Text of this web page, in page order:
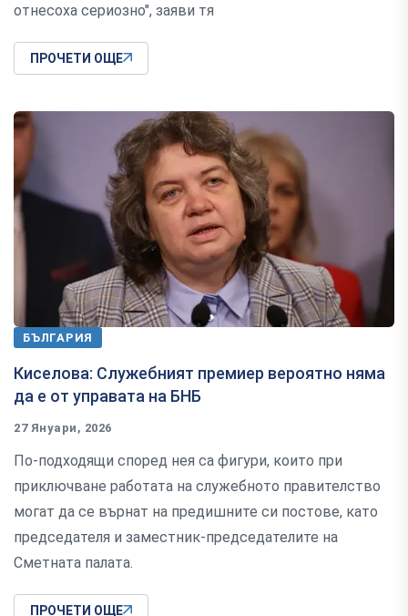
отнесоха сериозно", заяви тя
ПРОЧЕТИ ОЩЕ
БЪЛГАРИЯ
Киселова: Служебният премиер вероятно няма
да е от управата на БНБ
27 Януари, 2026
По-подходящи според нея са фигури, които при
приключване работата на служебното правителство
могат да се върнат на предишните си постове, като
председателя и заместник-председателите на
Сметната палата.
ПРОЧЕТИ ОЩЕ